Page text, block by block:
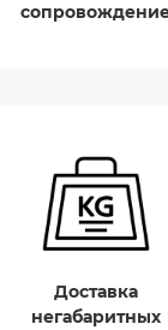
Доставка
негабаритных